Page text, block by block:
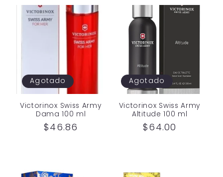
Agotado
Victorinox Swiss Army
Dama 100 ml
Precio
$46.86
Agotado
Victorinox Swiss Army
Altitude 100 ml
Precio
$64.00